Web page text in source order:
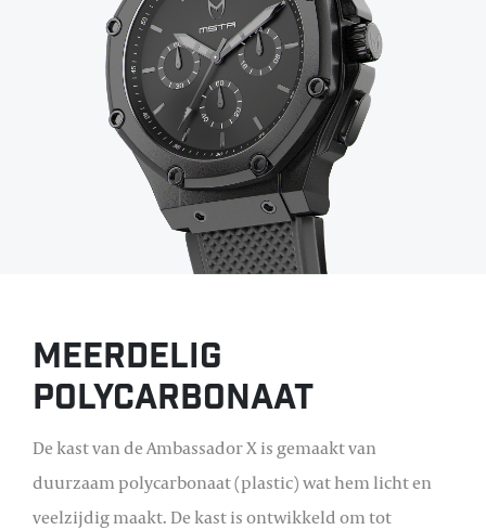
Meerdelig
Polycarbonaat
De kast van de Ambassador X is gemaakt van
duurzaam polycarbonaat (plastic) wat hem licht en
veelzijdig maakt. De kast is ontwikkeld om tot